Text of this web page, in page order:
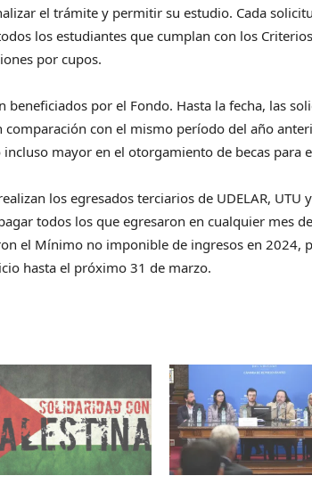
el trámite y permitir su estudio. Cada
los estudiantes que cumplan con los Criterios
por cupos.
por el Fondo. Hasta la fecha, las
con el mismo período del año
mayor en el otorgamiento de becas para
los egresados terciarios de UDELAR, UTU y
todos los que egresaron en cualquier mes
el Mínimo no imponible de ingresos en 2024,
hasta el próximo 31 de marzo.